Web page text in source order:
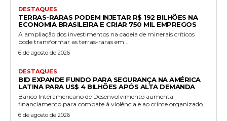
DESTAQUES
TERRAS-RARAS PODEM INJETAR R$ 192 BILHÕES NA
ECONOMIA BRASILEIRA E CRIAR 750 MIL EMPREGOS
A ampliação dos investimentos na cadeia de minerais críticos
pode transformar as terras-raras em...
6 de agosto de 2026
DESTAQUES
BID EXPANDE FUNDO PARA SEGURANÇA NA AMÉRICA
LATINA PARA US$ 4 BILHÕES APÓS ALTA DEMANDA
Banco Interamericano de Desenvolvimento aumenta
financiamento para combate à violência e ao crime organizado...
6 de agosto de 2026